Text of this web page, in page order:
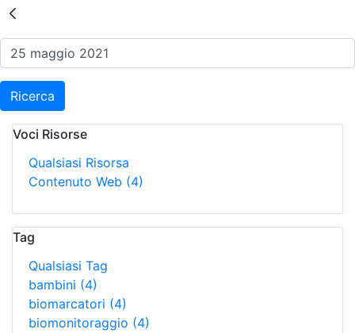
Risultati della Ricerca -
Ricerca
Voci Risorse
Qualsiasi Risorsa
Contenuto Web (4)
Tag
Qualsiasi Tag
bambini (4)
biomarcatori (4)
biomonitoraggio (4)